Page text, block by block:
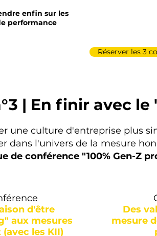
enfin sur les
performance
Réserver les 3
| En finir avec
une culture d'entreprise plus
dans l'univers de la mesure
de conférence "100% Gen-Z
d'être
aux mesures
les KII)
Des
mesure